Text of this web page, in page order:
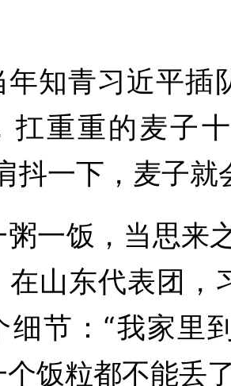
青习近平插
扛重重的麦子
抖一下，麦子就
饭，当思来
在山东代表团，
细节：“我家里
饭粒都不能丢